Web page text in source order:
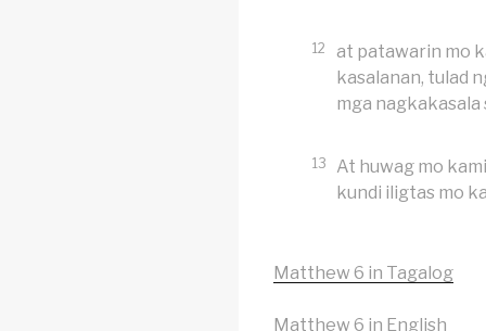
12
at patawarin mo
kasalanan, tulad
mga nagkakasala
13
At huwag mo
kundi iligtas mo
Matthew 6 in Tagalog
Matthew 6 in English